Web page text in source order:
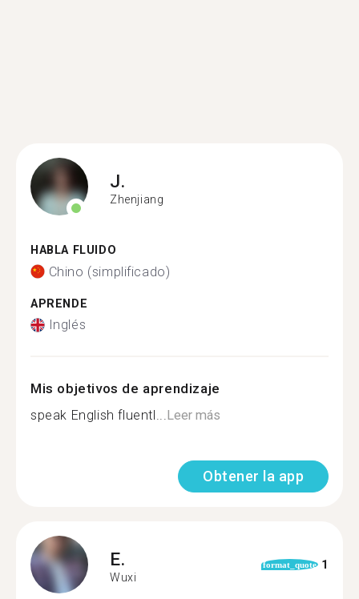
J.
Zhenjiang
HABLA FLUIDO
Chino (simplificado)
APRENDE
Inglés
Mis objetivos de aprendizaje
speak English fluentl...Leer más
Obtener la app
E.
Wuxi
format_quote 1